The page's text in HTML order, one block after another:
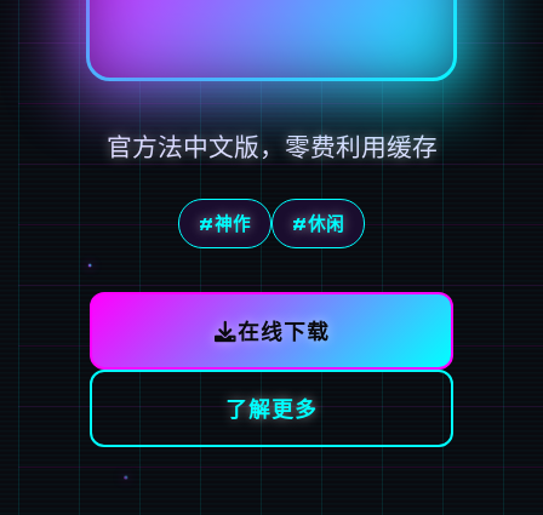
官方法中文版，零费利用缓存
#神作 #休闲
在线下载
了解更多